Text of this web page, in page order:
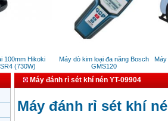
100mm Hikoki
(730W)
Máy dò kim loại đa năng Bosch
GMS120
Máy
Máy đánh rỉ sét khí nén YT-09904
Máy đánh rỉ sét khí